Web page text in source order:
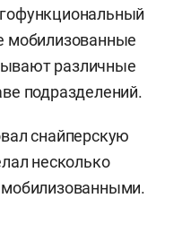
мобилизованные
различные
подразделений.
снайперскую
несколько